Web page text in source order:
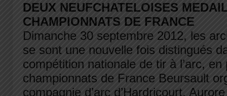
DEUX NEUFCHATELOISES
CHAMPIONNATS DE FRANCE
Dimanche 30 septembre 2012, les
se sont une nouvelle fois distingués
compétition nationale de tir à l’arc,
championnats de France Beursault
compagnie d’arc d’Hardricourt.